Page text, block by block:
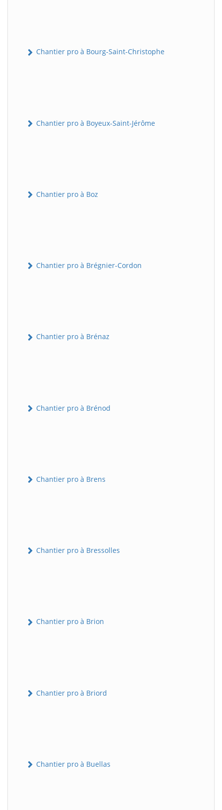
Chantier pro à Bourg-Saint-Christophe
Chantier pro à Boyeux-Saint-Jérôme
Chantier pro à Boz
Chantier pro à Brégnier-Cordon
Chantier pro à Brénaz
Chantier pro à Brénod
Chantier pro à Brens
Chantier pro à Bressolles
Chantier pro à Brion
Chantier pro à Briord
Chantier pro à Buellas